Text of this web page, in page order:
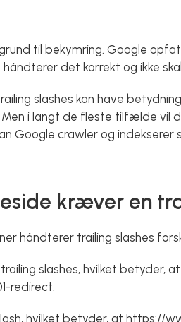
til bekymring. Google
det korrekt og ikke
slashes kan have
i langt de fleste tilfælde vil
Google crawler og indekserer
kræver en
håndterer trailing slashes
slashes, hvilket betyder,
redirect.
hvilket betyder, at https://